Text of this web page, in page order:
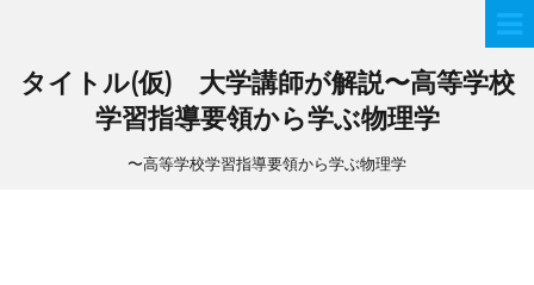
タイトル(仮) 大学講師が解説〜高等学校
学習指導要領から学ぶ物理学
〜高等学校学習指導要領から学ぶ物理学